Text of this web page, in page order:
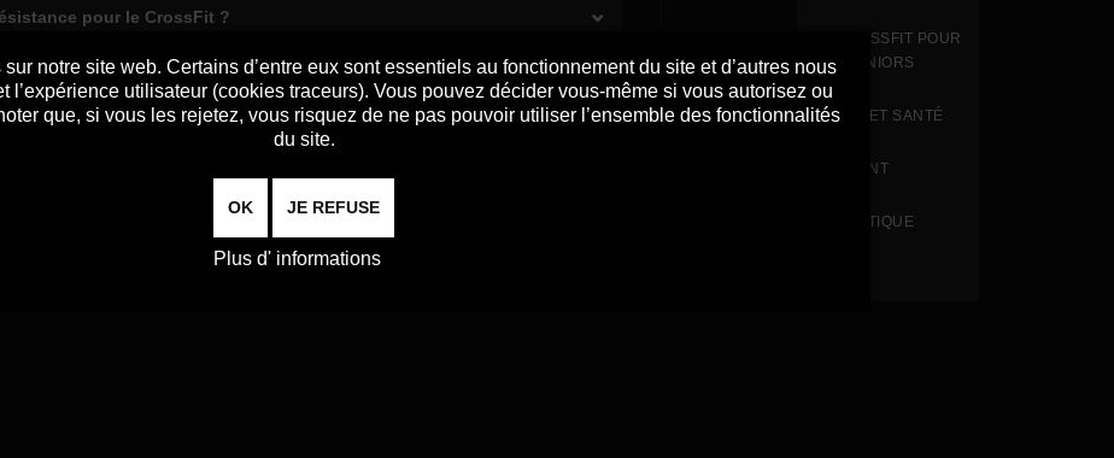
pour le CrossFit ?
le CrossFit
après chaque séance de CrossFit ?
pour le CrossFit ?
CROSSFIT POUR
LES SÉNIORS
CROSSFIT ET SANTÉ
EQUIPEMENT
ET EN PRATIQUE
notre site web. Certains d’entre eux sont essentiels au fonctionnement du site et d’autres nous
l’expérience utilisateur (cookies traceurs). Vous pouvez décider vous-même si vous autorisez ou
que, si vous les rejetez, vous risquez de ne pas pouvoir utiliser l’ensemble des fonctionnalités
du site.
OK JE REFUSE
Plus d' informations